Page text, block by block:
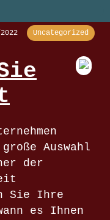
Uncategorized
Auswahl
der
Sie Ihre
es Ihnen